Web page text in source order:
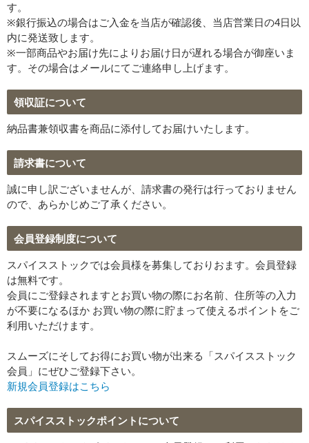
す。
※銀行振込の場合はご入金を当店が確認後、当店営業日の4日以
内に発送致します。
※一部商品やお届け先によりお届け日が遅れる場合が御座いま
す。その場合はメールにてご連絡申し上げます。
領収証について
納品書兼領収書を商品に添付してお届けいたします。
請求書について
誠に申し訳ございませんが、請求書の発行は行っておりません
ので、あらかじめご了承ください。
会員登録制度について
スパイスストックでは会員様を募集しておりおます。会員登録
は無料です。
会員にご登録されますとお買い物の際にお名前、住所等の入力
が不要になるほか お買い物の際に貯まって使えるポイントをご
利用いただけます。
スムーズにそしてお得にお買い物が出来る「スパイスストック
会員」にぜひご登録下さい。
新規会員登録はこちら
スパイスストックポイントについて